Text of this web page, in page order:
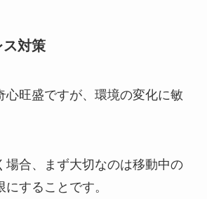
ス対策
心旺盛ですが、環境の変化に敏
場合、まず大切なのは移動中の
することです。